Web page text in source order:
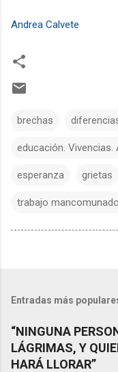
Andrea Calvete
brechas
educación. Vivencias.
esperanza grietas
trabajo mancomunado
Entradas más
“NINGUNA
LÁGRIMAS, Y
HARÁ LLORAR”